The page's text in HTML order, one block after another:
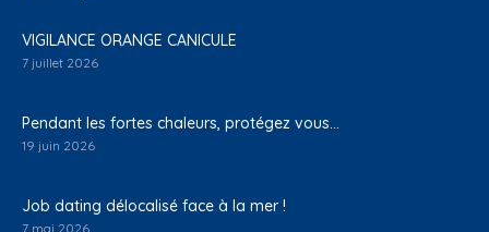
VIGILANCE ORANGE CANICULE
7 juillet 2026
Pendant les fortes chaleurs, protégez vous…
19 juin 2026
Job dating délocalisé face à la mer !
7 mai 2026